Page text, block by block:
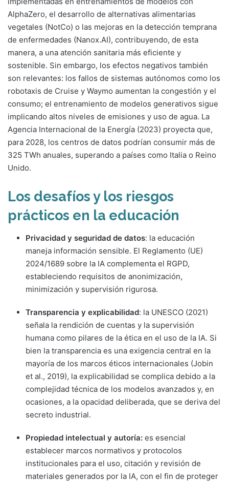
AlphaZero, el desarrollo de alternativas alimentarias
vegetales (NotCo) o las mejoras en la detección temprana
de enfermedades (Nanox.AI), contribuyendo, de esta
manera, a una atención sanitaria más eficiente y
sostenible. Sin embargo, los efectos negativos también
son relevantes: los fallos de sistemas autónomos como los
robotaxis de Cruise y Waymo aumentan la congestión y el
consumo; el entrenamiento de modelos generativos sigue
implicando altos niveles de emisiones y uso de agua. La
Agencia Internacional de la Energía (2023) proyecta que,
para 2028, los centros de datos podrían consumir más de
325 TWh anuales, superando a países como Italia o Reino
Unido.
Los desafíos y los riesgos
prácticos en la educación
Privacidad y seguridad de datos: la educación
maneja información sensible. El Reglamento (UE)
2024/1689 sobre la IA complementa el RGPD,
estableciendo requisitos de anonimización,
minimización y supervisión rigurosa.
Transparencia y explicabilidad: la UNESCO (2021)
señala la rendición de cuentas y la supervisión
humana como pilares de la ética en el uso de la IA. Si
bien la transparencia es una exigencia central en la
mayoría de los marcos éticos internacionales (Jobin
et al., 2019), la explicabilidad se complica debido a la
complejidad técnica de los modelos avanzados y, en
ocasiones, a la opacidad deliberada, que se deriva del
secreto industrial.
Propiedad intelectual y autoría: es esencial
establecer marcos normativos y protocolos
institucionales para el uso, citación y revisión de
materiales generados por la IA, con el fin de proteger